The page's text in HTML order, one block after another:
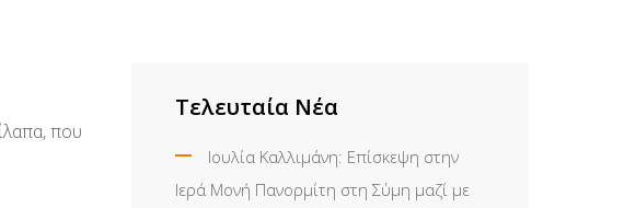
που
Τελευταία Νέα
Ιουλία Καλλιμάνη: Επίσκεψη στην
Ιερά Μονή Πανορμίτη στη Σύμη μαζί με